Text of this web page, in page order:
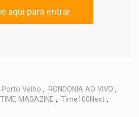
aqui para entrar
Porto Velho , RONDONIA AO VIVO ,
TIME MAGAZINE , Time100Next ,